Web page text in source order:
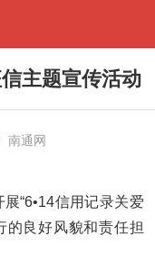
主题宣传活动
南通网
“6•14信用记录关爱
的良好风貌和责任担